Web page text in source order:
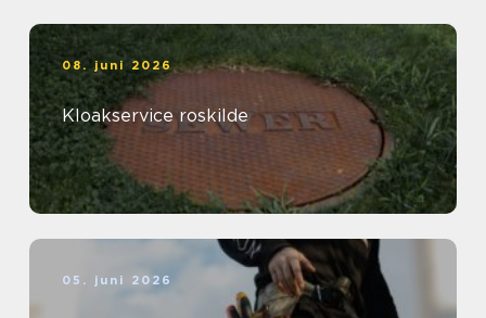
08. juni 2026
Kloakservice roskilde
05. juni 2026